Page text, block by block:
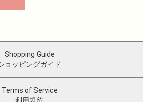
Shopping Guide
ョッピングガイド
Terms of Service